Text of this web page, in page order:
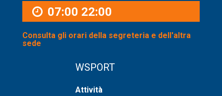
07:00 22:00
Consulta gli orari della segreteria e dell'altra
sede
WSPORT
Attività